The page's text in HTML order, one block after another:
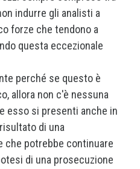
indurre gli analisti a
forze che tendono a
questa eccezionale
perché se questo è
allora non c'è nessuna
esso si presenti anche in
di una
che potrebbe continuare
di una prosecuzione